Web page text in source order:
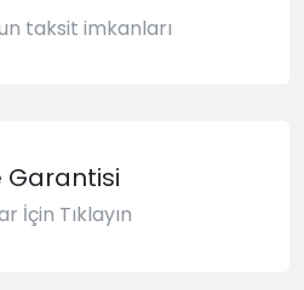
taksit imkanları
Garantisi
İçin Tıklayın